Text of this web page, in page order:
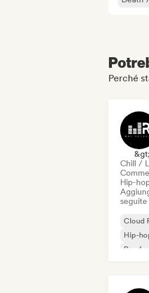
Perché
Chill /
Hip-
seguite
Cloud
Hip-
Rap